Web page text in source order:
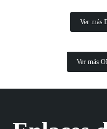
Ver más
Ver más